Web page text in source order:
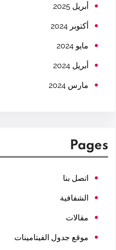
أبريل 2025
أكتوبر 2024
مايو 2024
أبريل 2024
مارس 2024
Pages
اتصل بنا
الشفافية
مقالات
موقع جدول الفيتامينات